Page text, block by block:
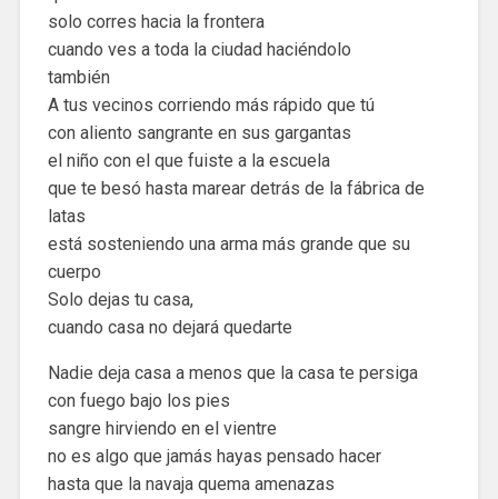
solo corres hacia la frontera
cuando ves a toda la ciudad haciéndolo
también
A tus vecinos corriendo más rápido que tú
con aliento sangrante en sus gargantas
el niño con el que fuiste a la escuela
que te besó hasta marear detrás de la fábrica de
latas
está sosteniendo una arma más grande que su
cuerpo
Solo dejas tu casa,
cuando casa no dejará quedarte
Nadie deja casa a menos que la casa te persiga
con fuego bajo los pies
sangre hirviendo en el vientre
no es algo que jamás hayas pensado hacer
hasta que la navaja quema amenazas